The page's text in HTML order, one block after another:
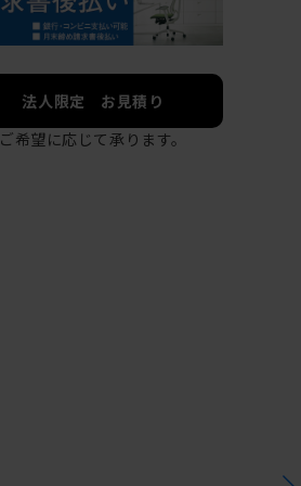
法人限定 お見積り
ご希望に応じて承ります。